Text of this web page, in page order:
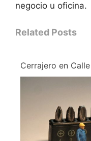
negocio u oficina.
Related Posts
Cerrajero en